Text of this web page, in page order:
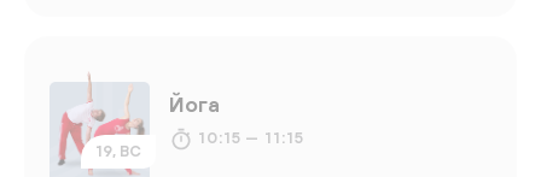
19, ВС
Йога
10:15 — 11:15